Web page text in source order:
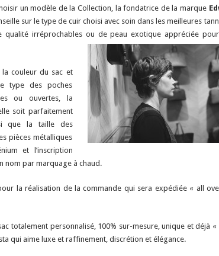
un modèle de la Collection, la fondatrice de la marque
sur le type de cuir choisi avec soin dans les meilleures
qualité irréprochables ou de peau exotique appréciée
couleur du sac et
type des poches
ou ouvertes, la
soit parfaitement
que la taille des
pièces métalliques
et l’inscription
nom par marquage à chaud.
la réalisation de la commande qui sera expédiée « all
totalement personnalisé, 100% sur-mesure, unique et déjà «
qui aime luxe et raffinement, discrétion et élégance.